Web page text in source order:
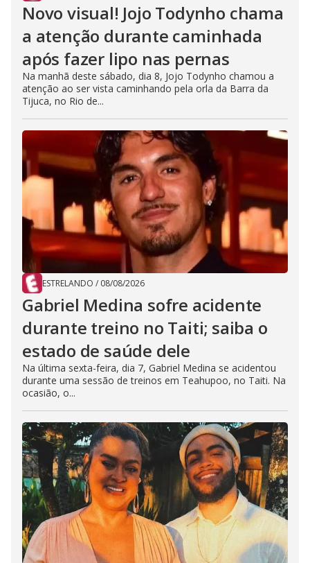
Novo visual! Jojo Todynho chama
a atenção durante caminhada
após fazer lipo nas pernas
Na manhã deste sábado, dia 8, Jojo Todynho chamou a
atenção ao ser vista caminhando pela orla da Barra da
Tijuca, no Rio de...
ESTRELANDO / 08/08/2026
Gabriel Medina sofre acidente
durante treino no Taiti; saiba o
estado de saúde dele
Na última sexta-feira, dia 7, Gabriel Medina se acidentou
durante uma sessão de treinos em Teahupoo, no Taiti. Na
ocasião, o...